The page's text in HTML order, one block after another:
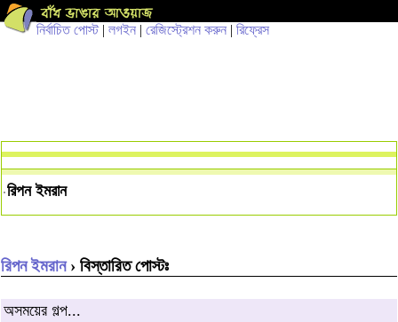
নির্বাচিত পোস্ট| লগইন | রেজিস্ট্রেশন করুন | রিফ্রেস
রিপন ইমরান
রিপন ইমরান› বিস্তারিত পোস্টঃ
অসময়ের গল্প...